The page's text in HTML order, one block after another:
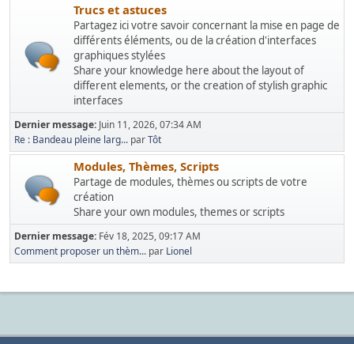
Trucs et astuces
Partagez ici votre savoir concernant la mise en page de
différents éléments, ou de la création d'interfaces
graphiques stylées
Share your knowledge here about the layout of
different elements, or the creation of stylish graphic
interfaces
Dernier message: Juin 11, 2026, 07:34 AM
Re : Bandeau pleine larg... parTôt
Modules, Thèmes, Scripts
Partage de modules, thèmes ou scripts de votre
création
Share your own modules, themes or scripts
Dernier message: Fév 18, 2025, 09:17 AM
Comment proposer un thèm... par Lionel